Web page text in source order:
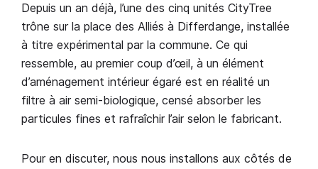
Depuis un an déjà, l’une des cinq unités CityTree
trône sur la place des Alliés à Differdange, installée
à titre expérimental par la commune. Ce qui
ressemble, au premier coup d’œil, à un élément
d’aménagement intérieur égaré est en réalité un
filtre à air semi-biologique, censé absorber les
particules fines et rafraîchir l’air selon le fabricant.
Pour en discuter, nous nous installons aux côtés de